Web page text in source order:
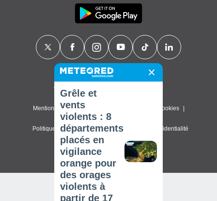
Contact
Mentions légales & Conditions d'utilisation Cookies
Politique de confidentialité Paramètres de confidentialité
© 2026 Meteored. Tous droits réservés
Grêle et
vents
violents : 8
départements
placés en
vigilance
orange pour
des orages
violents à
partir de 17